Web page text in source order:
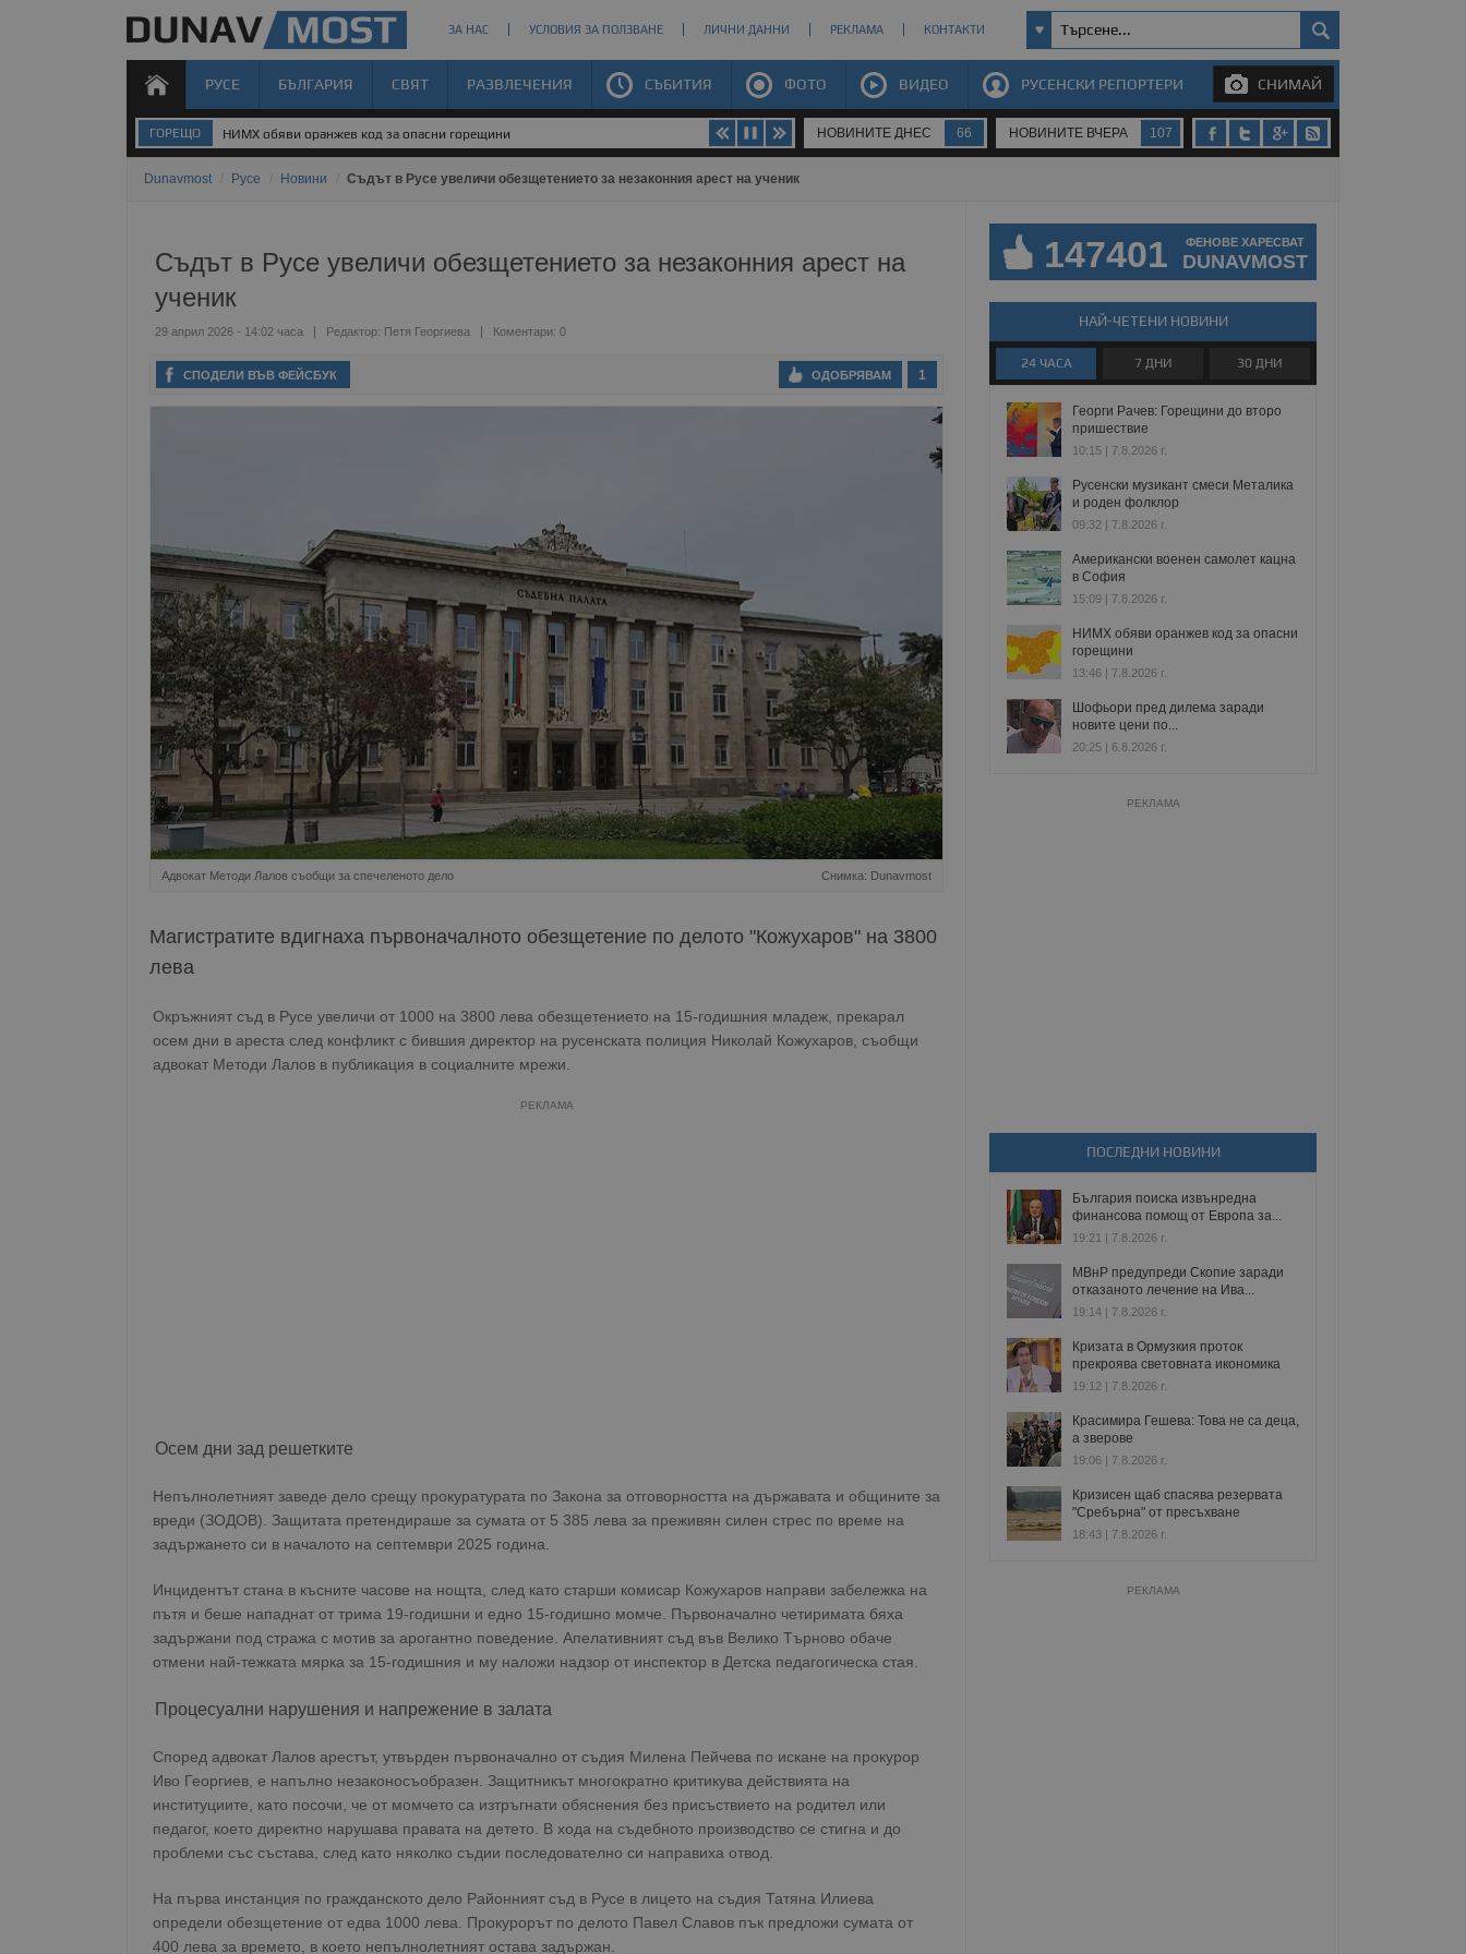
ЗА НАС УСЛОВИЯ ЗА ПОЛЗВАНЕ ЛИЧНИ ДАННИ РЕКЛАМА КОНТАКТИ
РУСЕ БЪЛГАРИЯ СВЯТ РАЗВЛЕЧЕНИЯ СЪБИТИЯ ФОТО ВИДЕО РУСЕНСКИ РЕПОРТЕРИ СНИМАЙ
ГОРЕЩО НИМХ обяви оранжев код за опасни горещини НОВИНИТЕ ДНЕС 66 НОВИНИТЕ ВЧЕРА 107
Dunavmost Русе Новини Съдът в Русе увеличи обезщетението за незаконния арест на ученик
Съдът в Русе увеличи обезщетението за незаконния арест на
ученик
29 април 2026 - 14:02 часа Редактор: Петя Георгиева Коментари: 0
СПОДЕЛИ ВЪВ ФЕЙСБУК 1
ОДОБРЯВАМ
Адвокат Методи Лалов съобщи за спечеленото дело Снимка: Dunavmost
Магистратите вдигнаха първоначалното обезщетение по делото "Кожухаров" на 3800
лева
Окръжният съд в Русе увеличи от 1000 на 3800 лева обезщетението на 15-годишния младеж, прекарал
осем дни в ареста след конфликт с бившия директор на русенската полиция Николай Кожухаров, съобщи
адвокат Методи Лалов в публикация в социалните мрежи.
РЕКЛАМА
Осем дни зад решетките
Непълнолетният заведе дело срещу прокуратурата по Закона за отговорността на държавата и общините за
вреди (ЗОДОВ). Защитата претендираше за сумата от 5 385 лева за преживян силен стрес по време на
задържането си в началото на септември 2025 година.
Инцидентът стана в късните часове на нощта, след като старши комисар Кожухаров направи забележка на
пътя и беше нападнат от трима 19-годишни и едно 15-годишно момче. Първоначално четиримата бяха
задържани под стража с мотив за арогантно поведение. Апелативният съд във Велико Търново обаче
отмени най-тежката мярка за 15-годишния и му наложи надзор от инспектор в Детска педагогическа стая.
Процесуални нарушения и напрежение в залата
Според адвокат Лалов арестът, утвърден първоначално от съдия Милена Пейчева по искане на прокурор
Иво Георгиев, е напълно незаконосъобразен. Защитникът многократно критикува действията на
институциите, като посочи, че от момчето са изтръгнати обяснения без присъствието на родител или
педагог, което директно нарушава правата на детето. В хода на съдебното производство се стигна и до
проблеми със състава, след като няколко съдии последователно си направиха отвод.
На първа инстанция по гражданското дело Районният съд в Русе в лицето на съдия Татяна Илиева
определи обезщетение от едва 1000 лева. Прокурорът по делото Павел Славов пък предложи сумата от
400 лева за времето, в което непълнолетният остава задържан.
147401 ФЕНОВЕ ХАРЕСВАТ
DUNAVMOST
НАЙ-ЧЕТЕНИ НОВИНИ
24 ЧАСА 7 ДНИ 30 ДНИ
Георги Рачев: Горещини до второ
пришествие
10:15 | 7.8.2026 г.
Русенски музикант смеси Металика
и роден фолклор
09:32 | 7.8.2026 г.
Американски военен самолет кацна
в София
15:09 | 7.8.2026 г.
НИМХ обяви оранжев код за опасни
горещини
13:46 | 7.8.2026 г.
Шофьори пред дилема заради
новите цени по...
20:25 | 6.8.2026 г.
РЕКЛАМА
ПОСЛЕДНИ НОВИНИ
България поиска извънредна
финансова помощ от Европа за...
19:21 | 7.8.2026 г.
МВнР предупреди Скопие заради
отказаното лечение на Ива...
19:14 | 7.8.2026 г.
Кризата в Ормузкия проток
прекроява световната икономика
19:12 | 7.8.2026 г.
Красимира Гешева: Това не са деца,
а зверове
19:06 | 7.8.2026 г.
Кризисен щаб спасява резервата
"Сребърна" от пресъхване
18:43 | 7.8.2026 г.
РЕКЛАМА